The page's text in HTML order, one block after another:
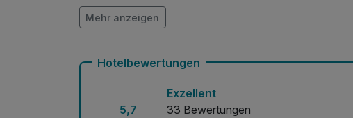
Kostenloses W-LAN
Mehr anzeigen
Hotelbewertungen
5,7
Exzellent
33 Bewertungen